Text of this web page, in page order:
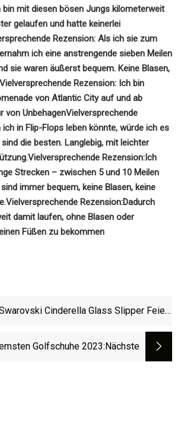
bin mit diesen bösen Jungs kilometerweit
gelaufen und hatte keinerlei
Rezension: Als ich sie zum
ich eine anstrengende sieben Meilen
sie waren äußerst bequem. Keine Blasen,
Vielversprechende Rezension: Ich bin
von Atlantic City auf und ab
von UnbehagenVielversprechende
ich in Flip-Flops leben könnte, würde ich es
die besten. Langlebig, mit leichter
Vielversprechende Rezension:Ich
Strecken – zwischen 5 und 10 Meilen
immer bequem, keine Blasen, keine
Vielversprechende Rezension:Dadurch
damit laufen, ohne Blasen oder
Füßen zu bekommen
Cinderella Glass Slipper Feiert
Golfschuhe 2023:nächste